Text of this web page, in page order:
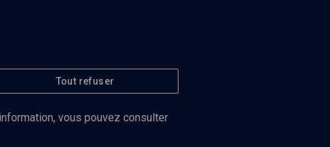
Tout refuser
vous pouvez consulter